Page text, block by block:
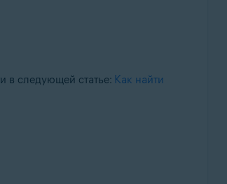
в следующей статье: Как найти